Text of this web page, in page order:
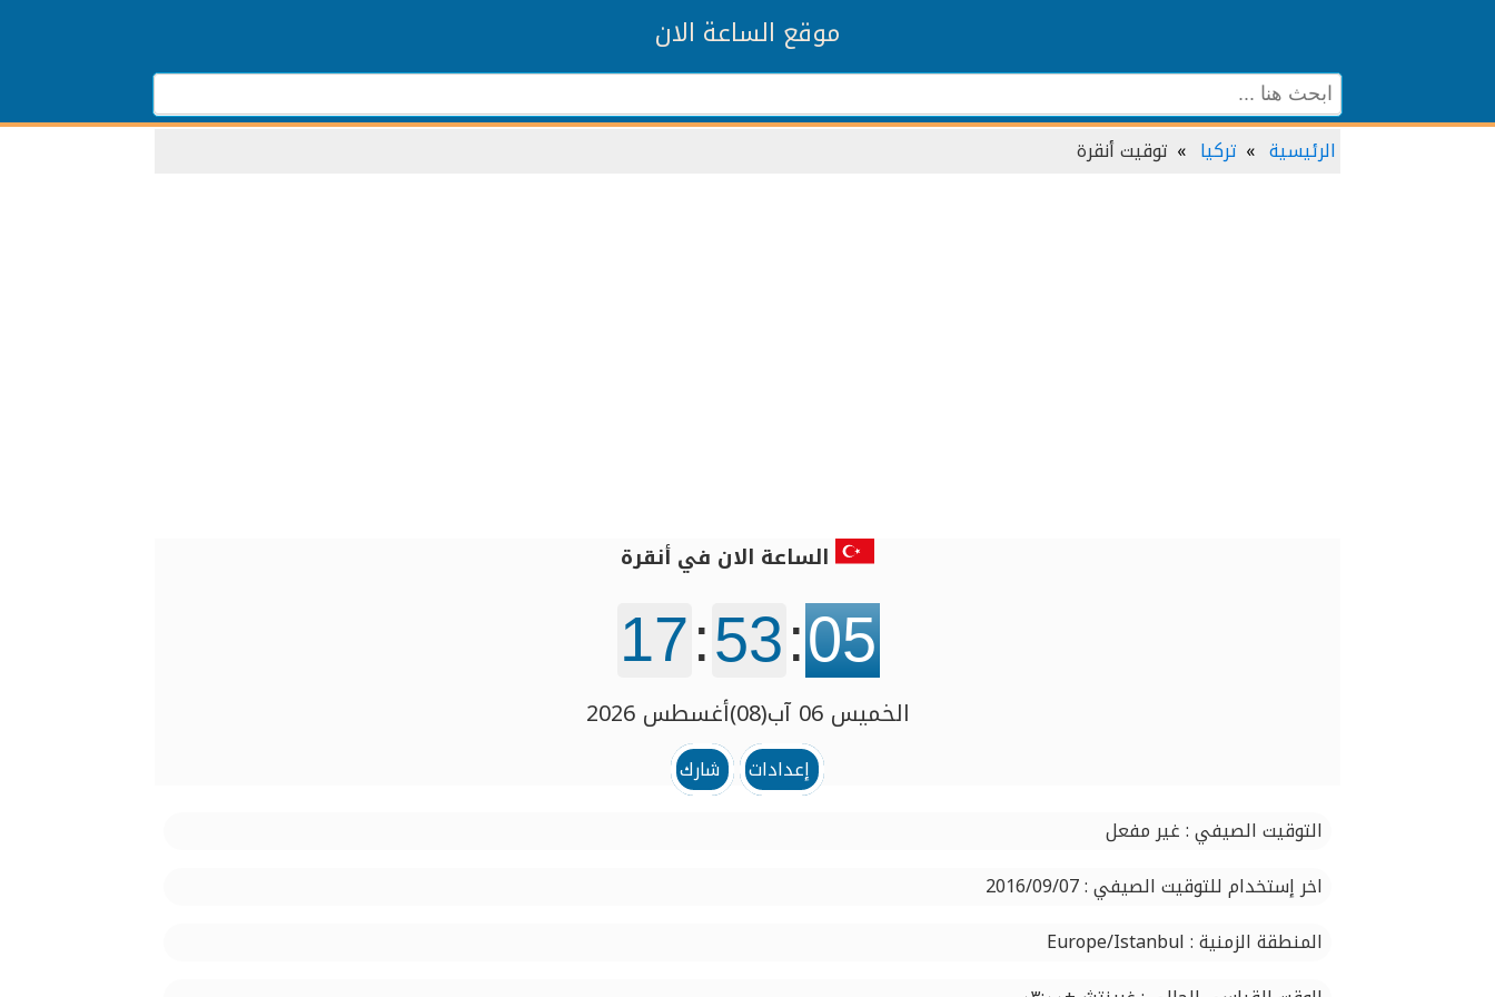
موقع الساعة الان
الرئيسية تركيا توقيت أنقرة
الساعة الان في أنقرة
17:53:06
الخميس 06 آب(08)أغسطس 2026
إعدادات
شارك
التوقيت الصيفي : غير مفعل
اخر إستخدام للتوقيت الصيفي : 2016/09/07
المنطقة الزمنية : Europe/Istanbul